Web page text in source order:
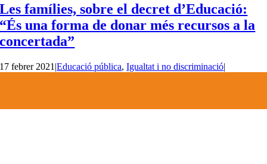
Les famílies, sobre el decret d’Educació:
“És una forma de donar més recursos a la
concertada”
17 febrer 2021 |Educació pública,Igualtat i no discriminació|